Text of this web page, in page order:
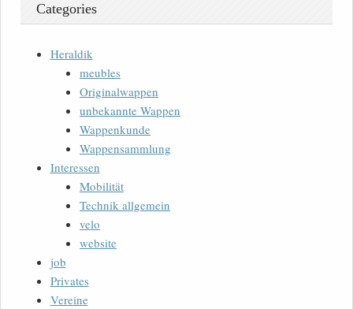
Categories
Heraldik
meubles
Originalwappen
unbekannte Wappen
Wappenkunde
Wappensammlung
Interessen
Mobilität
Technik allgemein
velo
website
job
Privates
Vereine